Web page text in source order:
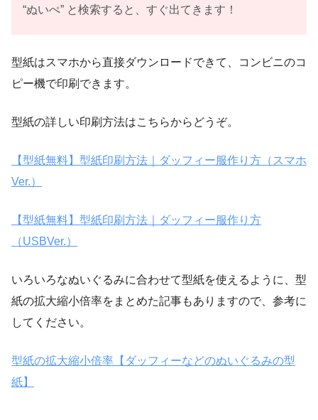
“ぬいぺ” と検索すると、すぐ出てきます！
型紙はスマホから直接ダウンロードできて、コンビニのコ
ピー機で印刷できます。
型紙の詳しい印刷方法はこちらからどうぞ。
【型紙無料】型紙印刷方法｜ダッフィー服作り方（スマホ
Ver.）
【型紙無料】型紙印刷方法｜ダッフィー服作り方
（USBVer.）
いろいろなぬいぐるみに合わせて型紙を使えるように、型
紙の拡大縮小倍率をまとめた記事もありますので、参考に
してください。
型紙の拡大縮小倍率【ダッフィーなどのぬいぐるみの型
紙】